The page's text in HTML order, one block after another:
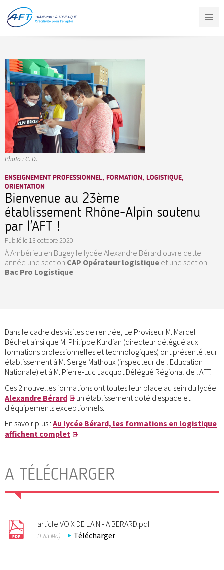
contenu
principal
Photo : C. D.
ENSEIGNEMENT PROFESSIONNEL, FORMATION, LOGISTIQUE,
ORIENTATION
Bienvenue au 23ème
établissement Rhône-Alpin soutenu
par l'AFT !
Publié le 13 octobre 2020
À Ambérieu en Bugey le lycée Alexandre Bérard ouvre cette
année une section CAP Opérateur logistique et une section
Bac Pro Logistique
Dans le cadre des visites de rentrée, Le Proviseur M. Marcel
Béchet ainsi que M. Philippe Kurdian (directeur délégué aux
formations professionnelles et technologiques) ont présenté leur
établissement à M. Serge Mathoux (inspecteur de l'Education
Nationale) et à M. Pierre-Luc Jacquot Délégué Régional de l'AFT.
Ces 2 nouvelles formations ont toutes leur place au sein du lycée
Alexandre Bérard
un établissement doté d'espace et
d'équipements exceptionnels.
En savoir plus : Au lycée Bérard, les formations en logistique
affichent complet
A TÉLÉCHARGER
article VOIX DE L'AIN - A BERARD.pdf
(1.83 Mo) Télécharger